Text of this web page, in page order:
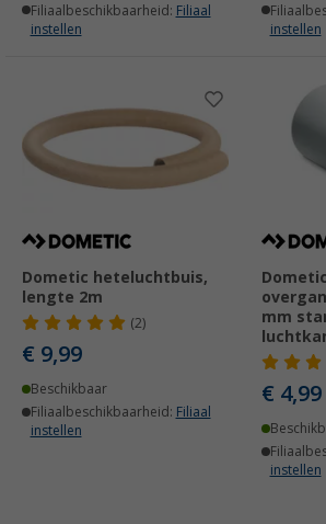
Filiaalbeschikbaarheid: Filiaal
instellen
instellen
Dometic heteluchtbuis,
lengte 2m
(2)
€ 9,99
Beschikbaar
Filiaalbeschikbaarheid: Filiaal
instellen
mm
€ 4,99
instellen